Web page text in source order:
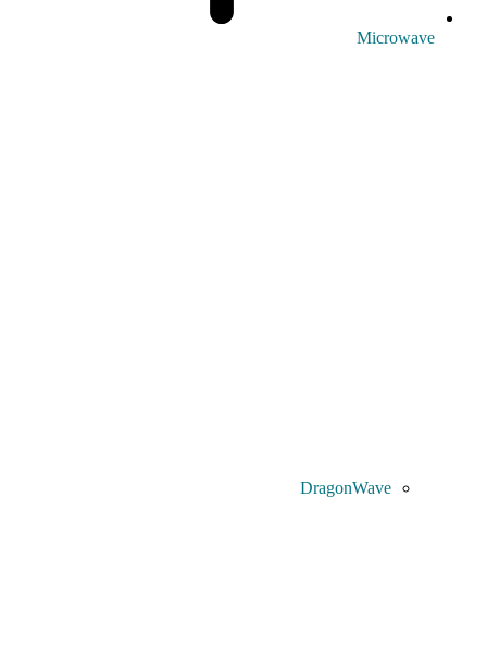
Microwave
DragonWave